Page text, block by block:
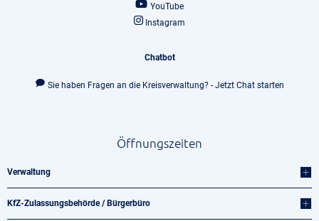
YouTube
Instagram
Chatbot
Sie haben Fragen an die Kreisverwaltung? - Jetzt Chat starten
Öffnungszeiten
Verwaltung
KfZ-Zulassungsbehörde / Bürgerbüro